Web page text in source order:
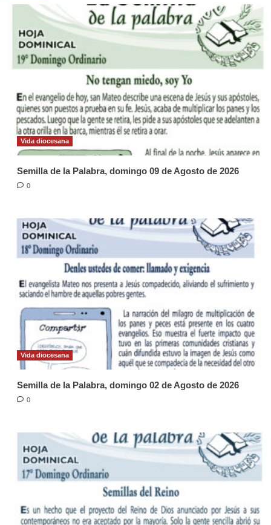
Vida diocesana
Semilla de la Palabra, domingo 09 de Agosto de 2026
0
Vida diocesana
Semilla de la Palabra, domingo 02 de Agosto de 2026
0